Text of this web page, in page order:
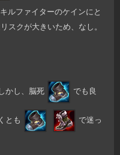
ルファイターのケインにと
スクが大きいため、なし。
かし、脳死 でも良
とも で迷っ